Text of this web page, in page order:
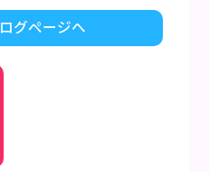
グページへ